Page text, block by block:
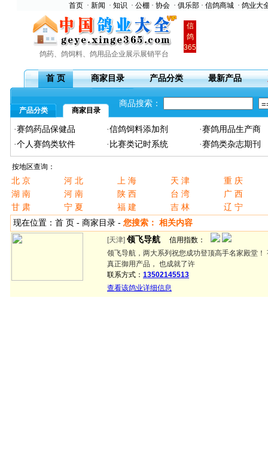
首页· 新闻 · 知识 · 公棚 · 协会· 俱乐部· 信鸽商城· 鸽业大
鸽药、鸽饲料、鸽用品企业展示展销平台
信
鸽
365
首 页 商家目录 产品分类 最新产品
产品分类 商家目录
商品搜索：
·赛鸽药品保健品 ·信鸽饲料添加剂
·赛鸽用品生产商
·个人赛鸽类软件
·比赛类记时系统 ·赛鸽类杂志期刊
按地区查询：
北 京 河 北 上 海 天 津
重 庆
湖 南
河 南 陕 西 台 湾
广 西
甘 肃
宁 夏 福 建 吉 林
辽 宁
现在位置：首 页 - 商家目录 - 您搜索： 相关内容
[天津] 领飞导航 信用指数：
领飞导航，两大系列祝您成功登顶高手名家殿堂
真正御用产品， 也成就了许
联系方式： 13502145513
查看该鸽业详细信息